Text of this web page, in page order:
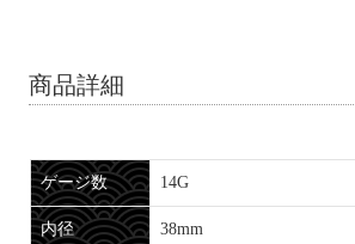
商品詳細
ゲージ数 14G
内径 38mm